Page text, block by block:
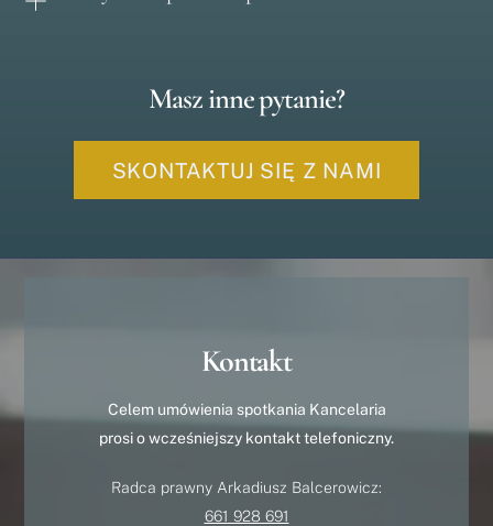
Masz inne pytanie?
SKONTAKTUJ SIĘ Z NAMI
Kontakt
Celem umówienia spotkania Kancelaria
prosi o wcześniejszy kontakt telefoniczny.
Radca prawny Arkadiusz Balcerowicz:
661 928 691